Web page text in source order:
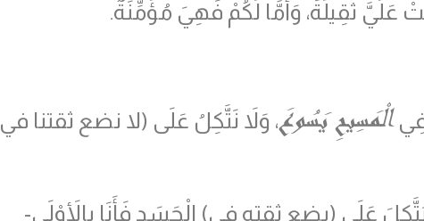
عَلَيَّ ثَقِيلَةً، وَأَمَّا لَكُمْ فَهِيَ مُؤَمِّنَةٌ.
فِيالْمَسِيحِ يَسُوعَ، وَلاَ نَتَّكِلُ عَلَى (لا نضع ثقتنا في
عَلَى (يضع ثقته في) الْجَسَدِ فَأَنَا بِالأَوْلَى-